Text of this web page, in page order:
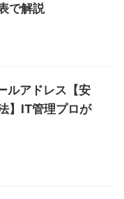
で解説
ルアドレス【安
】IT管理プロが